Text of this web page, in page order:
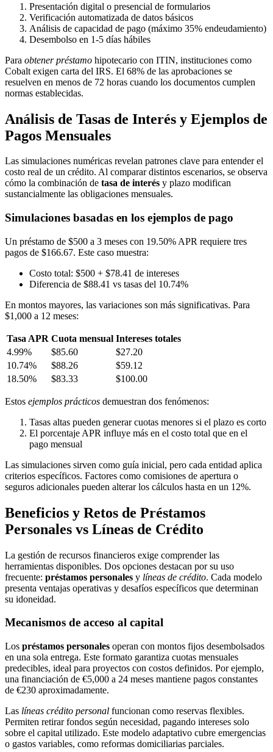
Presentación digital o presencial de formularios
Verificación automatizada de datos básicos
Análisis de capacidad de pago (máximo 35% endeudamiento)
Desembolso en 1-5 días hábiles
Para obtener préstamo hipotecario con ITIN, instituciones como
Cobalt exigen carta del IRS. El 68% de las aprobaciones se
resuelven en menos de 72 horas cuando los documentos cumplen
normas establecidas.
Análisis de Tasas de Interés y Ejemplos de
Pagos Mensuales
Las simulaciones numéricas revelan patrones clave para entender el
costo real de un crédito. Al comparar distintos escenarios, se observa
cómo la combinación de tasa de interés y plazo modifican
sustancialmente las obligaciones mensuales.
Simulaciones basadas en los ejemplos de pago
Un préstamo de $500 a 3 meses con 19.50% APR requiere tres
pagos de $166.67. Este caso muestra:
Costo total: $500 + $78.41 de intereses
Diferencia de $88.41 vs tasas del 10.74%
En montos mayores, las variaciones son más significativas. Para
$1,000 a 12 meses:
Tasa APR Cuota mensual Intereses totales
4.99%
$85.60
$27.20
10.74%
$88.26
$59.12
18.50%
$83.33 $100.00
Estos ejemplos prácticos demuestran dos fenómenos:
Tasas altas pueden generar cuotas menores si el plazo es corto
El porcentaje APR influye más en el costo total que en el
pago mensual
Las simulaciones sirven como guía inicial, pero cada entidad aplica
criterios específicos. Factores como comisiones de apertura o
seguros adicionales pueden alterar los cálculos hasta en un 12%.
Beneficios y Retos de Préstamos
Personales vs Líneas de Crédito
La gestión de recursos financieros exige comprender las
herramientas disponibles. Dos opciones destacan por su uso
frecuente: préstamos personales y líneas de crédito. Cada modelo
presenta ventajas operativas y desafíos específicos que determinan
su idoneidad.
Mecanismos de acceso al capital
Los préstamos personales operan con montos fijos desembolsados
en una sola entrega. Este formato garantiza cuotas mensuales
predecibles, ideal para proyectos con costos definidos. Por ejemplo,
una financiación de €5,000 a 24 meses mantiene pagos constantes
de €230 aproximadamente.
Las líneas crédito personal funcionan como reservas flexibles.
Permiten retirar fondos según necesidad, pagando intereses solo
sobre el capital utilizado. Este modelo adaptativo cubre emergencias
o gastos variables, como reformas domiciliarias parciales.